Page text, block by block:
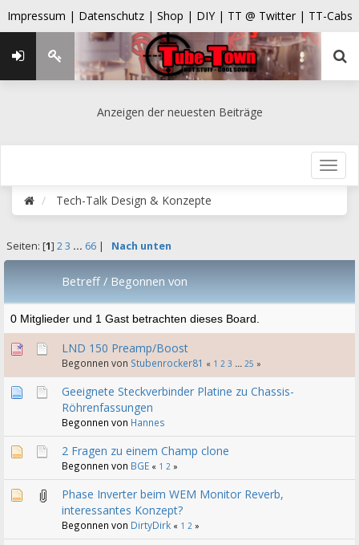
Impressum | Datenschutz | Shop | DIY | TT @ Twitter | TT-Cabs
Anzeigen der neuesten Beiträge
Tech-Talk Design & Konzepte
Seiten: [1] 2 3 ... 66| Nach unten
Betreff/ Begonnen von
0 Mitglieder und 1 Gast betrachten dieses Board.
LND 150 Preamp/Boost
Begonnen von Stubenrocker81 « 1 2 3 ... 25 »
Geeignete Steckverbinder Platine zu Chassis-
Röhrenfassungen
Begonnen von Hannes
2 Fragen zu einem Champ clone
Begonnen von BGE « 1 2 »
Phase Inverter beim WEM Monitor Reverb,
interessantes Konzept?
Begonnen von DirtyDirk « 1 2 »